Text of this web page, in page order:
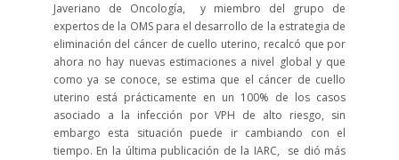
Javeriano de Oncología, y miembro del grupo de
expertos de la OMS para el desarrollo de la estrategia de
eliminación del cáncer de cuello uterino, recalcó que por
ahora no hay nuevas estimaciones a nivel global y que
como ya se conoce, se estima que el cáncer de cuello
uterino está prácticamente en un 100% de los casos
asociado a la infección por VPH de alto riesgo, sin
embargo esta situación puede ir cambiando con el
tiempo. En la última publicación de la IARC, se dió más